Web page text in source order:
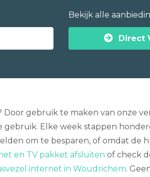
Bekijk alle
Direct
gebruik te maken van onze
Elke week stappen
om te besparen, of omdat de
en TV pakket afsluiten of check
internet in Woudrichem.